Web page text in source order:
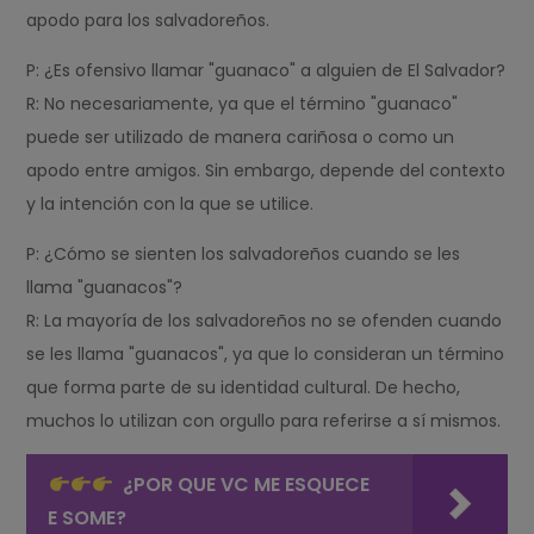
apodo para los salvadoreños.
P: ¿Es ofensivo llamar "guanaco" a alguien de El Salvador?
R: No necesariamente, ya que el término "guanaco"
puede ser utilizado de manera cariñosa o como un
apodo entre amigos. Sin embargo, depende del contexto
y la intención con la que se utilice.
P: ¿Cómo se sienten los salvadoreños cuando se les
llama "guanacos"?
R: La mayoría de los salvadoreños no se ofenden cuando
se les llama "guanacos", ya que lo consideran un término
que forma parte de su identidad cultural. De hecho,
muchos lo utilizan con orgullo para referirse a sí mismos.
¿POR QUE VC ME ESQUECE
E SOME?